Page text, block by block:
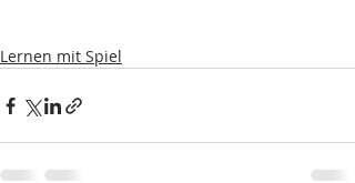
Lernen mit Spiel